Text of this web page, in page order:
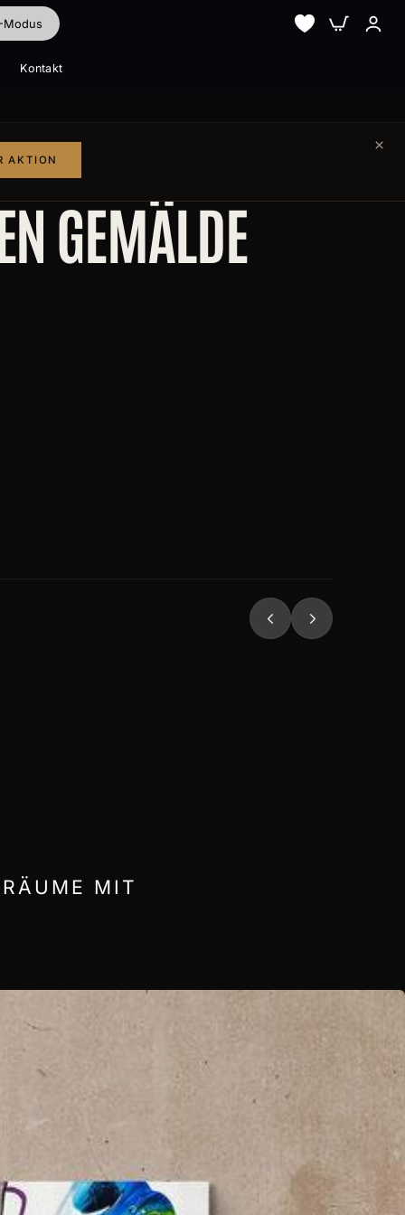
Kontakt
Modus
AKTION
×
GEMÄLDE
MIT